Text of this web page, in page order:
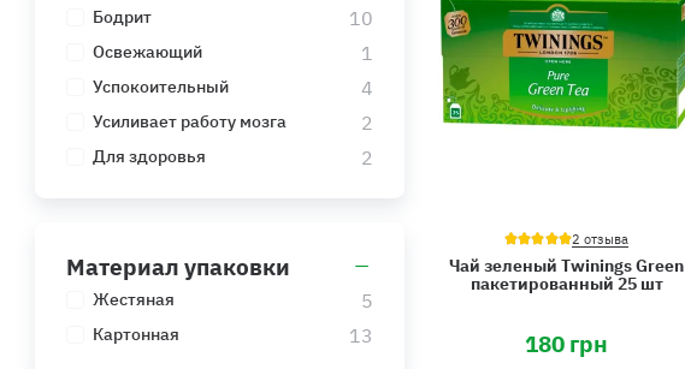
2 отзыва
Чай зеленый Twinings Green
пакетированный 25 шт
180 грн
Бодрит 10
Освежающий 1
Успокоительный 4
Усиливает работу мозга 2
Для здоровья 2
Материал упаковки
Жестяная 5
Картонная 13